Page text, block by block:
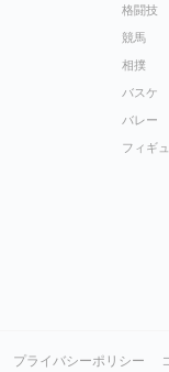
格闘技
競馬
相撲
バスケ
バレー
フィギ
プライバシーポリシー